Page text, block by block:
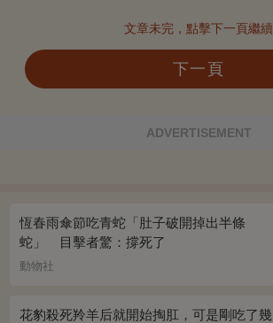
文章未完，點擊下一頁繼續
下一頁
ADVERTISEMENT
恆春雨傘節吃青蛇「肚子破開掉出半條
蛇」 目擊者驚：撐死了
動物社
花豹殺死羚羊后就開始掏肛，可是剛吃了幾